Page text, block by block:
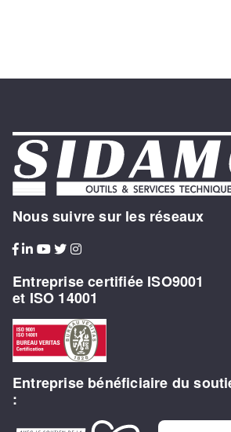
Nous suivre sur les réseaux
Entreprise certifiée ISO9001
et ISO 14001
Entreprise bénéficiaire du
: